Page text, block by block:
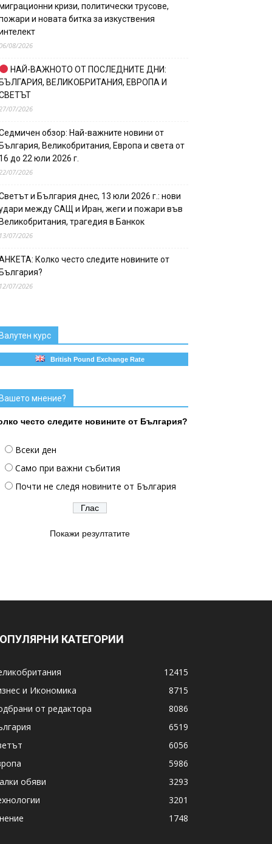
кризи, политически трусове,
и новата битка за изкуствения
08/2026
НАЙ-ВАЖНОТО ОТ ПОСЛЕДНИТЕ ДНИ:
ВЕЛИКОБРИТАНИЯ, ЕВРОПА И
07/2026
обзор: Най-важните новини от
Великобритания, Европа и света от
до 22 юли 2026 г.
07/2026
и България днес, 13 юли 2026 г.: нови
между САЩ и Иран, жеги и пожари във
трагедия в Банкок
07/2026
Колко често следите новините от
07/2026
курс
British Pound Exchange Rate
мнение?
често следите новините от България?
Всеки ден
Само при важни събития
Почти не следя новините от България
Покажи резултатите
КАТЕГОРИИ
12415
и Икономика
8715
от редактора
8086
6519
6056
5986
обяви
3293
3201
1748